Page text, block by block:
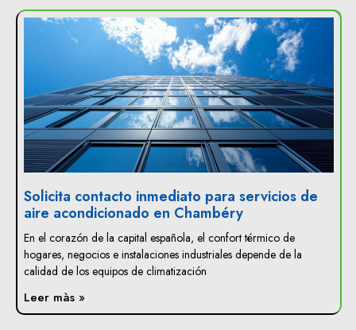
Solicita contacto inmediato para servicios de
aire acondicionado en Chambéry
En el corazón de la capital española, el confort térmico de
hogares, negocios e instalaciones industriales depende de la
calidad de los equipos de climatización
Leer màs »